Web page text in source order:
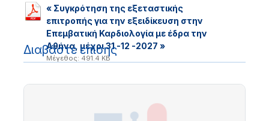
« Συγκρότηση της εξεταστικής
επιτροπής για την εξειδίκευση στην
Επεμβατική Καρδιολογία με έδρα την
Αθήνα, μέχρι 31 -12 -2027 »
Μέγεθος: 491.4 KB
Διαβάστε επίσης